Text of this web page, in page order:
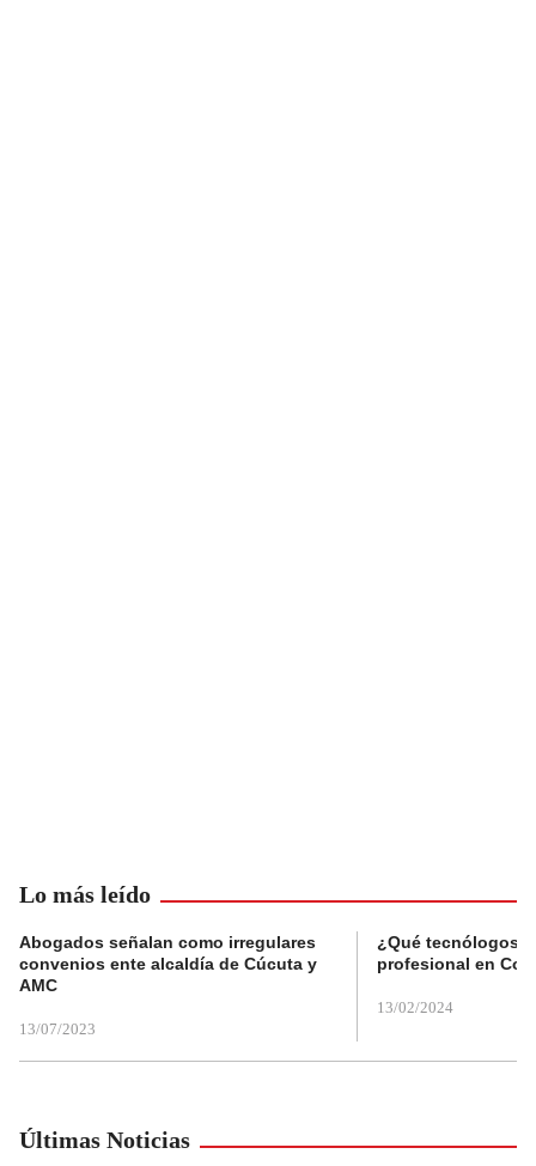
Lo más leído
Abogados señalan como irregulares
convenios ente alcaldía de Cúcuta y
AMC
13/07/2023
¿Qué tecnólogos
profesional en
13/02/2024
Últimas Noticias